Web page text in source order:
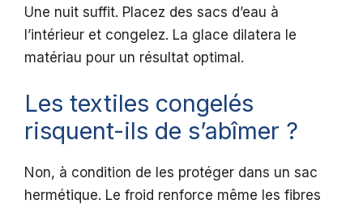
Une nuit suffit. Placez des sacs d’eau à
l’intérieur et congelez. La glace dilatera le
matériau pour un résultat optimal.
Les textiles congelés
risquent-ils de s’abîmer ?
Non, à condition de les protéger dans un sac
hermétique. Le froid renforce même les fibres